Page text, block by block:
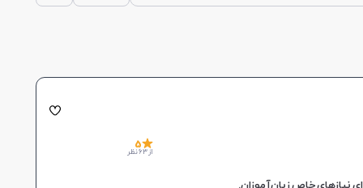
5
از 63 نظر